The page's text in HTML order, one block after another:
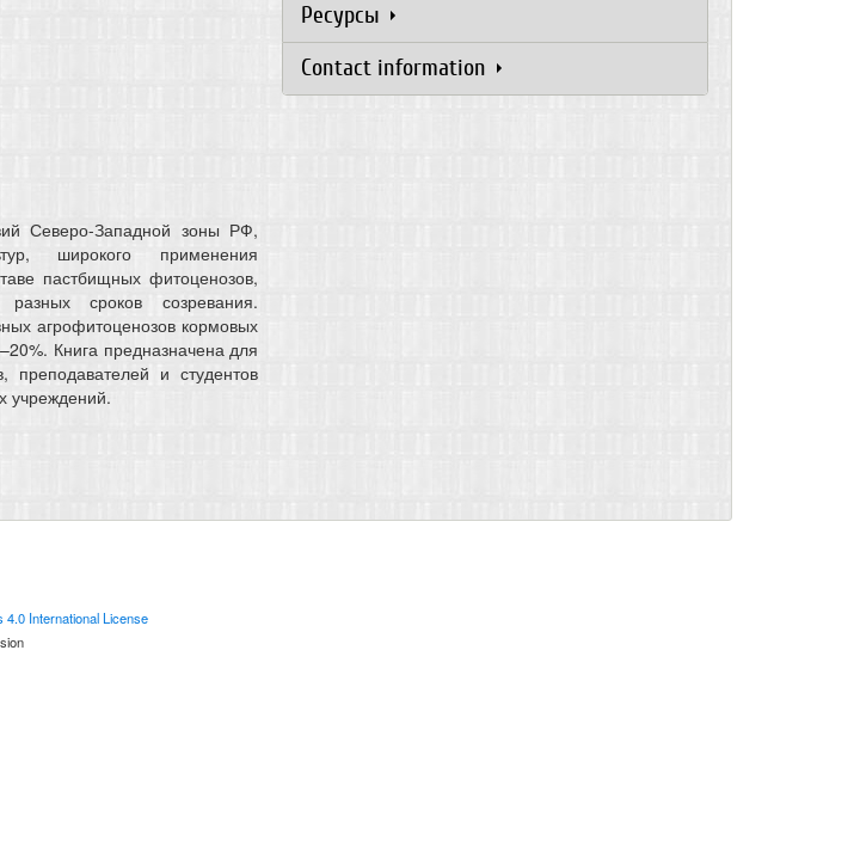
Северо-Западной зоны РФ,
широкого применения
пастбищных фитоценозов,
сроков созревания.
агрофитоценозов кормовых
Книга предназначена для
преподавателей и студентов
учреждений.
Ресурсы
Contact information
International License